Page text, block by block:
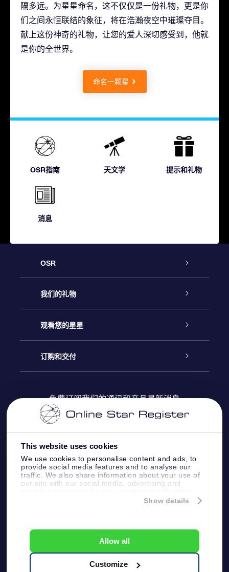
This website uses cookies
We use cookies to personalise content and ads, to
provide social media features and to analyse our
traffic. We also share information about your use of
our site with our social media, advertising and
information that you’ve provided to them or that
Show details
Allow all
Customize
隔多远。为星星命名，这不仅仅是一份礼物，更是你
们之间永恒联结的象征，将在浩瀚夜空中璀璨夺目。
献上这份神奇的礼物，让您的爱人深切感受到，他就
是你的全世界。
命名一颗星
OSR指南 天文学 提示和礼物
消息
OSR
客户服务
联系我们
博客
评论
我们的礼物
Online Star礼物
OSR 礼物包
OSR 礼物卡
公司礼品
观看您的星星
Online Star Register
个性化的Star Page
One Million Stars
OSR Starsaver
订购和交付
付款信息
配送信息
退货政策&撤销权
免费订阅我们的通讯和产品最新消息
客户服务:help@osr.org
KVK: 60333553, VAT: NL 8538.62.722B01
One Million Stars